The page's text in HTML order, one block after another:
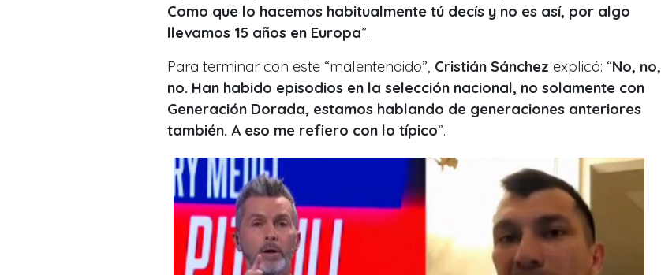
Como que lo hacemos habitualmente tú decís y no es así, por algo
llevamos 15 años en Europa”.
Para terminar con este “malentendido”, Cristián Sánchez explicó: “No, no,
no. Han habido episodios en la selección nacional, no solamente con
Generación Dorada, estamos hablando de generaciones anteriores
también. A eso me refiero con lo típico”.